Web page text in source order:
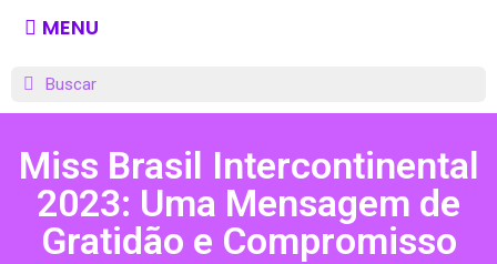
MENU
Miss Brasil Intercontinental
2023: Uma Mensagem de
Gratidão e Compromisso